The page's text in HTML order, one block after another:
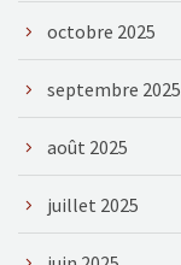
octobre 2025
septembre 2025
août 2025
juillet 2025